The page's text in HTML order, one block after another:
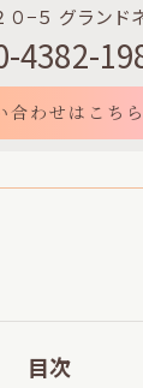
−５ グランド
4382-
合わせはこちら
目次